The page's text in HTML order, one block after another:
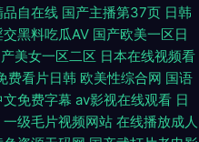
品自在线 国产主播第37页 日韩
交黑料吃瓜AV 国产欧美一区日
美女一区二区 日本在线视频看
费看片日韩 欧美性综合网 国语
文免费字幕 av影视在线观看 日
一级毛片视频网站 在线播放成人